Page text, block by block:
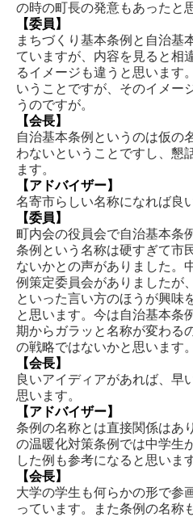
の時の町長の発意もあったと
【委員】
まちづくり基本条例と自治基
ていますが、内容を見ると相
るイメージも違うと思います
いうことですが、そのイメー
うのですが。
【会長】
自治基本条例というのは仮の
わないということですし、懇
ます。
【アドバイザー】
名寄市らしい名称になれば良
【委員】
町内会の役員会で自治基本条
条例という名称は硬すぎて市
ないかとの声がありました。
例策定委員会がありましたが
といった言い方のほうが興味
と思います。今は自治基本条
期からガラッと名称が変わる
の戦略ではないかと思います。
【会長】
良いアイディアがあれば、早
思います。
【アドバイザー】
条例の名称とは直接関係はあ
の温暖化対策条例では中学生
した例も参考になると思いま
【会長】
大学の学生も何らかの形で参
っています。また条例の名称